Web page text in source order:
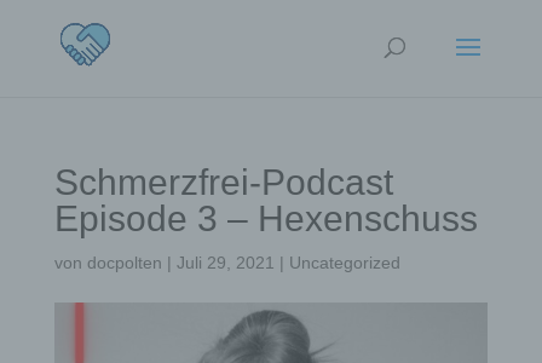
Schmerzfrei-Podcast
Episode 3 – Hexenschuss
von docpolten | Juli 29, 2021 | Uncategorized